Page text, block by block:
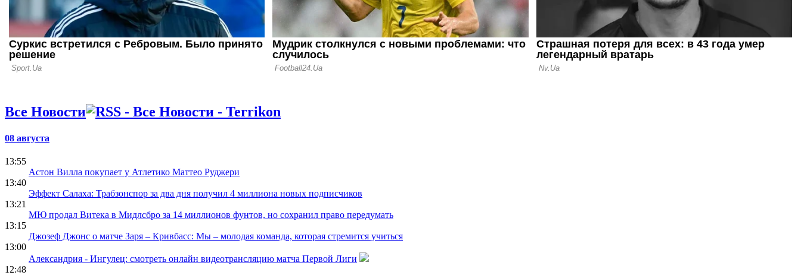
Все Новости
08 августа
13:55
Астон Вилла покупает у Атлетико Маттео Руджери
13:40
Эффект Салаха: Трабзонспор за два дня получил 4 миллиона новых подписчиков
13:21
МЮ продал Витека в Мидлсбро за 14 миллионов фунтов, но сохранил право передумать
13:15
Джозеф Джонс о матче Заря – Кривбасс: Мы – молодая команда, которая стремится учиться
13:00
Александрия - Ингулец: смотреть онлайн видеотрансляцию матча Первой Лиги
12:48